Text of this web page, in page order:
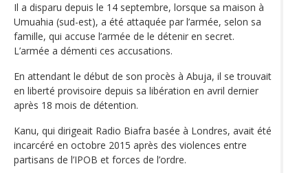
Il a disparu depuis le 14 septembre, lorsque sa maison à
Umuahia (sud-est), a été attaquée par l’armée, selon sa
famille, qui accuse l’armée de le détenir en secret.
L’armée a démenti ces accusations.
En attendant le début de son procès à Abuja, il se trouvait
en liberté provisoire depuis sa libération en avril dernier
après 18 mois de détention.
Kanu, qui dirigeait Radio Biafra basée à Londres, avait été
incarcéré en octobre 2015 après des violences entre
partisans de l’IPOB et forces de l’ordre.